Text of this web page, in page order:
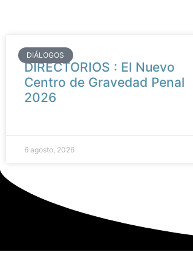
DIÁLOGOS
DIRECTORIOS : El Nuevo
Centro de Gravedad Penal
2026
6 agosto, 2026